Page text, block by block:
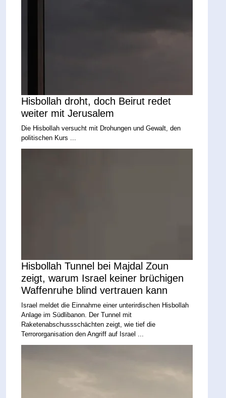
Hisbollah droht, doch Beirut redet
weiter mit Jerusalem
Die Hisbollah versucht mit Drohungen und Gewalt, den
politischen Kurs ...
Hisbollah Tunnel bei Majdal Zoun
zeigt, warum Israel keiner brüchigen
Waffenruhe blind vertrauen kann
Israel meldet die Einnahme einer unterirdischen Hisbollah
Anlage im Südlibanon. Der Tunnel mit
Raketenabschussschächten zeigt, wie tief die
Terrororganisation den Angriff auf Israel ...